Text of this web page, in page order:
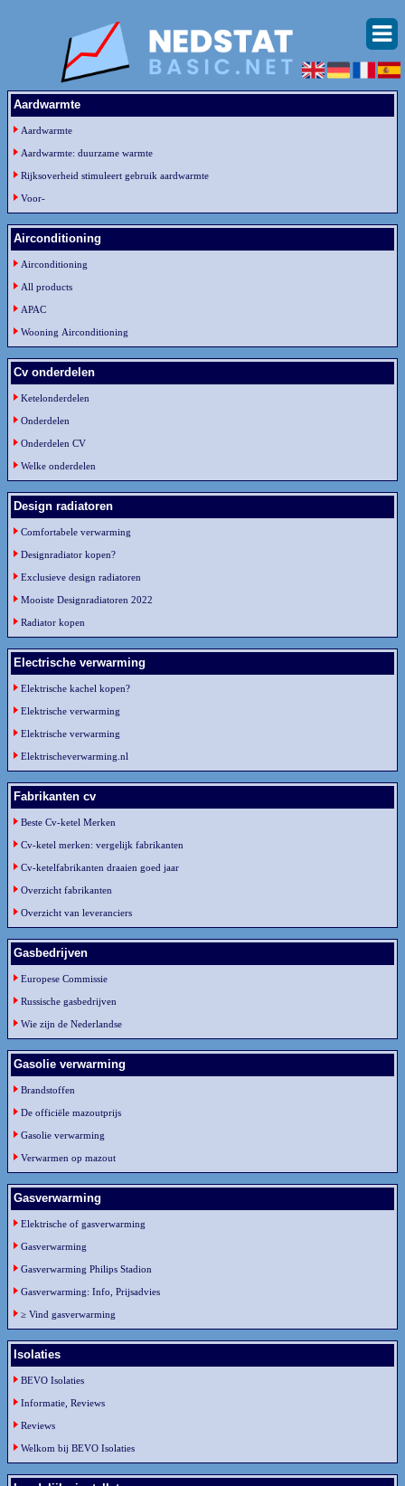
Aardwarmte
Aardwarmte
Aardwarmte: duurzame warmte
Rijksoverheid stimuleert gebruik aardwarmte
Voor-
Airconditioning
Airconditioning
All products
APAC
Wooning Airconditioning
Cv onderdelen
Ketelonderdelen
Onderdelen
Onderdelen CV
Welke onderdelen
Design radiatoren
Comfortabele verwarming
Designradiator kopen?
Exclusieve design radiatoren
Mooiste Designradiatoren 2022
Radiator kopen
Electrische verwarming
Elektrische kachel kopen?
Elektrische verwarming
Elektrische verwarming
Elektrischeverwarming.nl
Fabrikanten cv
Beste Cv-ketel Merken
Cv-ketel merken: vergelijk fabrikanten
Cv-ketelfabrikanten draaien goed jaar
Overzicht fabrikanten
Overzicht van leveranciers
Gasbedrijven
Europese Commissie
Russische gasbedrijven
Wie zijn de Nederlandse
Gasolie verwarming
Brandstoffen
De officiële mazoutprijs
Gasolie verwarming
Verwarmen op mazout
Gasverwarming
Elektrische of gasverwarming
Gasverwarming
Gasverwarming Philips Stadion
Gasverwarming: Info, Prijsadvies
≥ Vind gasverwarming
Isolaties
BEVO Isolaties
Informatie, Reviews
Reviews
Welkom bij BEVO Isolaties